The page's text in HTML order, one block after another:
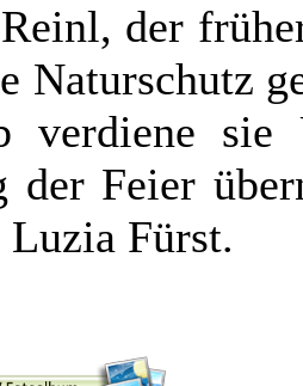
der
Naturschutz
verdiene sie
der Feier
Fürst.